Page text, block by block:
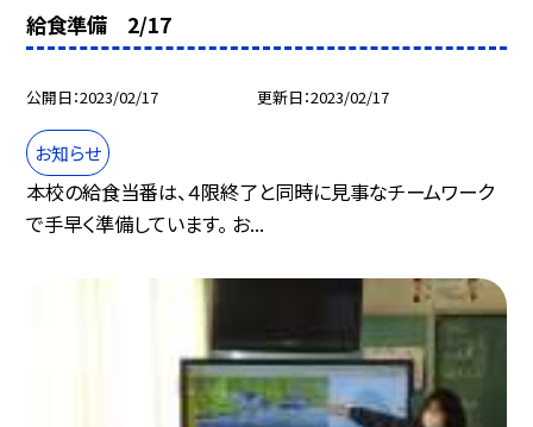
給食準備 2/17
公開日 2023/02/17 更新日 2023/02/17
お知らせ
本校の給食当番は、４限終了と同時に見事なチームワーク
で手早く準備しています。 お...